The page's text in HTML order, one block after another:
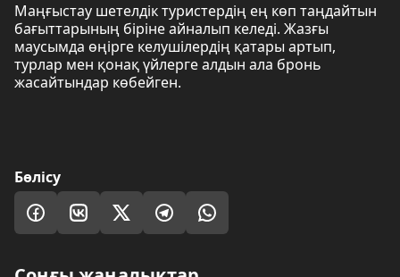
Маңғыстау шетелдік туристердің ең көп таңдайтын
бағыттарының біріне айналып келеді. Жазғы
маусымда өңірге келушілердің қатары артып,
турлар мен қонақ үйлерге алдын ала бронь
жасайтындар көбейген.
Бөлісу